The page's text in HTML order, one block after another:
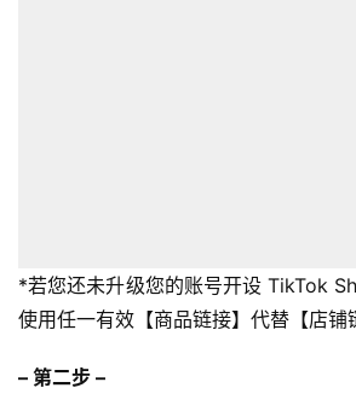
*若您还未升级您的账号开设 TikTok
使用任一有效【商品链接】代替【店铺
– 第二步 –